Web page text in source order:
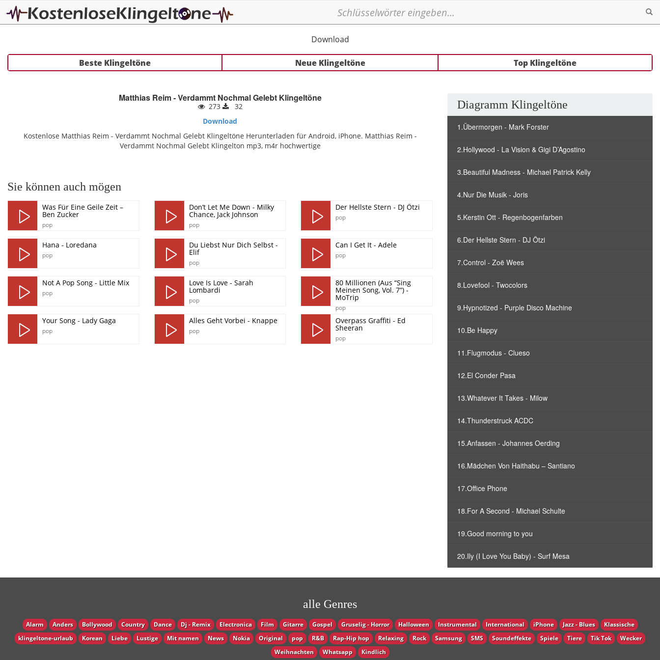
Download
Beste Klingeltöne Neue Klingeltöne Top Klingeltöne
Matthias Reim - Verdammt Nochmal Gelebt Klingeltöne
273
32
Download
Kostenlose Matthias Reim - Verdammt Nochmal Gelebt Klingeltöne Herunterladen für Android, iPhone. Matthias Reim -
Verdammt Nochmal Gelebt Klingelton mp3, m4r hochwertige
Sie können auch mögen
Was Für Eine Geile Zeit –
Ben Zucker
pop
Don’t Let Me Down - Milky
Chance, Jack Johnson
pop
Der Hellste Stern - DJ Ötzi
pop
Hana - Loredana
pop
Du Liebst Nur Dich Selbst -
Elif
pop
Can I Get It - Adele
pop
Not A Pop Song - Little Mix
pop
Love Is Love - Sarah
Lombardi
pop
80 Millionen (Aus “Sing
Meinen Song, Vol. 7”) -
MoTrip
pop
Your Song - Lady Gaga
pop
Alles Geht Vorbei - Knappe
pop
Overpass Graffiti - Ed
Sheeran
pop
Diagramm Klingeltöne
1.Übermorgen - Mark Forster
2.Hollywood - La Vision & Gigi D’Agostino
3.Beautiful Madness - Michael Patrick Kelly
4.Nur Die Musik - Joris
5.Kerstin Ott - Regenbogenfarben
6.Der Hellste Stern - DJ Ötzi
7.Control - Zoë Wees
8.Lovefool - Twocolors
9.Hypnotized - Purple Disco Machine
10.Be Happy
11.Flugmodus - Clueso
12.El Conder Pasa
13.Whatever It Takes - Milow
14.Thunderstruck ACDC
15.Anfassen - Johannes Oerding
16.Mädchen Von Haithabu – Santiano
17.Office Phone
18.For A Second - Michael Schulte
19.Good morning to you
20.Ily (I Love You Baby) - Surf Mesa
alle Genres
Alarm Anders Bollywood Country Dance Dj - Remix Electronica Film Gitarre Gospel Gruselig - Horror Halloween Instrumental International iPhone Jazz - Blues
Klassische
klingeltone-urlaub
Korean Liebe Lustige Mit namen News Nokia Original pop R&B Rap-Hip hop Relaxing Rock Samsung SMS Soundeffekte Spiele Tiere Tik Tok
Wecker
Weihnachten
Whatsapp Кindlich